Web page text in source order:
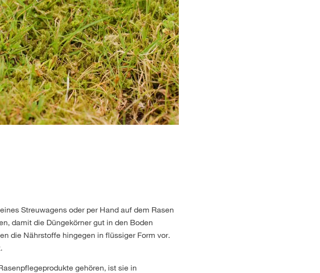
Streuwagens oder per Hand auf dem Rasen
damit die Düngekörner gut in den Boden
die Nährstoffe hingegen in flüssiger Form vor.
gehören, ist sie in